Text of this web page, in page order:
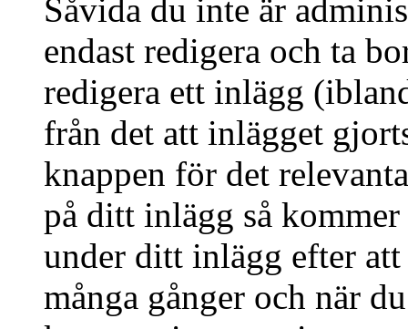
Såvida du inte är
endast redigera och ta
redigera ett inlägg
från det att inlägget
knappen för det
på ditt inlägg så
under ditt inlägg efter
många gånger och när